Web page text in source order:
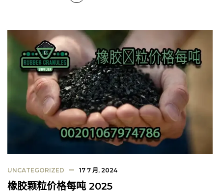
UNCATEGORIZED 17 7 月, 2024
橡胶颗粒价格每吨 2025